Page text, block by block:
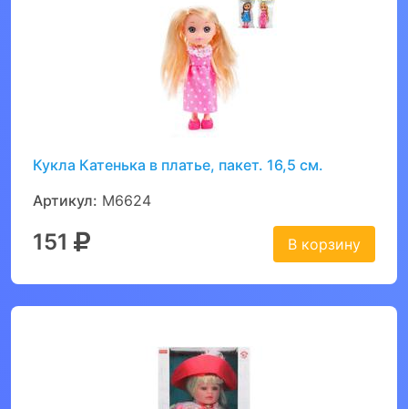
Кукла Катенька в платье, пакет. 16,5 см.
Артикул: M6624
151 В корзину